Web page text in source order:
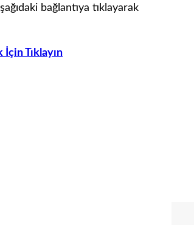
bağlantıya tıklayarak
Tıklayın